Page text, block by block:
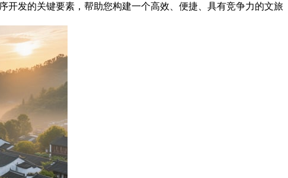
发的关键要素，帮助您构建一个高效、便捷、具有竞争力的文旅